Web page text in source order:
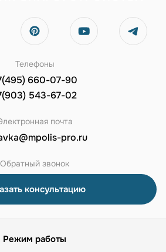
Телефоны
660-07-90
543-67-02
почта
pro.ru
Обратный звонок
консультацию
Режим работы